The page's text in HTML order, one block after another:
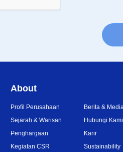
About
Profil Perusahaan
Sejarah & Warisan
Penghargaan
Kegiatan CSR
Berita &
Hubungi Kami
Karir
Sustainability